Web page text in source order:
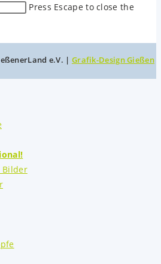
Press Escape to close the
e.V. | Grafik-Design Gießen
Bilder